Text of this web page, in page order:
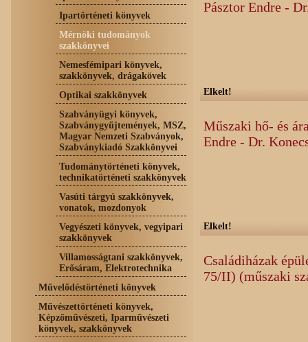
Ipartörténeti könyvek
Mérnöki tudományok
szakkönyvei
Nemesfémipari könyvek,
szakkönyvek, drágakövek
Optikai szakkönyvek
Szabványügyi könyvek,
Szabványgyűjtemények, MSZ,
Magyar Nemzeti Szabványok,
Szabványkiadó Szakkönyvei
Tudománytörténeti könyvek,
technikatörténeti szakkönyvek
Vasúti tárgyú szakkönyvek,
vonatok, mozdonyok
Vegyészeti könyvek, vegyipari
szakkönyvek
Villamosságtani szakkönyvek,
Erősáram, Elektrotechnika
Művelődéstörténeti könyvek
Művészettörténeti könyvek,
Képzőművészeti, Iparművészeti
könyvek, szakkönyvek
Pásztor Endre -
Elkelt!
Műszaki hő- és
Endre - Dr.
Elkelt!
Családiházak
75/II) (műszaki